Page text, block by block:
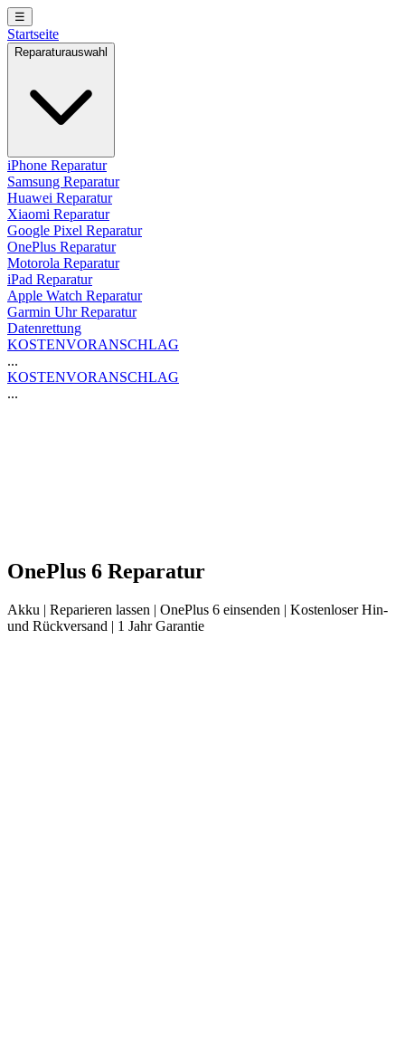
☰
Startseite
Reparaturauswahl
iPhone Reparatur
Samsung Reparatur
Huawei Reparatur
Xiaomi Reparatur
Google Pixel Reparatur
OnePlus Reparatur
Motorola Reparatur
iPad Reparatur
Apple Watch Reparatur
Garmin Uhr Reparatur
Datenrettung
KOSTENVORANSCHLAG
...
KOSTENVORANSCHLAG
...
OnePlus 6 Reparatur
Akku | Reparieren lassen | OnePlus 6 einsenden | Kostenloser Hin-
und Rückversand | 1 Jahr Garantie